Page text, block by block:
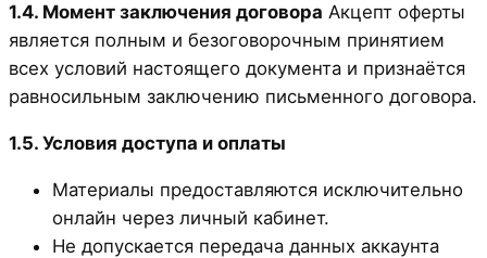
1.4. Момент заключения договора Акцепт оферты
является полным и безоговорочным принятием
всех условий настоящего документа и признаётся
равносильным заключению письменного договора.
1.5. Условия доступа и оплаты
Материалы предоставляются исключительно
онлайн через личный кабинет.
Не допускается передача данных аккаунта